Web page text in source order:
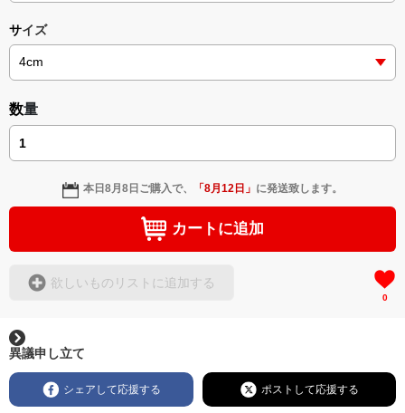
サイズ
数量
本日8月8日 ご購入で、 「8月12日 」 に発送致します。
カートに追加
欲しいものリストに追加する
0
異議申し立て
シェアして応援する ポストして応援する